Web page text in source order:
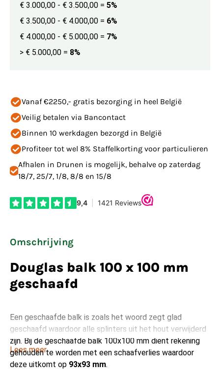
€ 3.000,00 - € 3.500,00 = 5%
€ 3.500,00 - € 4.000,00 = 6%
€ 4.000,00 - € 5.000,00 = 7%
> € 5.000,00 = 8%
Vanaf €2250,- gratis bezorging in heel België
Veilig betalen via Bancontact
Binnen 10 werkdagen bezorgd in België
Profiteer tot wel 8% Staffelkorting voor particulieren
Afhalen in Drunen is mogelijk, behalve op zaterdag
18/7, 25/7, 1/8, 8/8 en 15/8
Omschrijving
Douglas balk 100 x 100 mm
geschaafd
Een geschaafde balk is zoals het woord zegt glad
geschaafd waardoor alle splinters uit het hout verwijderd
zijn. Bij de geschaafde balk 100x100 mm dient rekening
gehouden te worden met een schaafverlies waardoor
deze uitkomt op 93x93 mm.
Lees meer